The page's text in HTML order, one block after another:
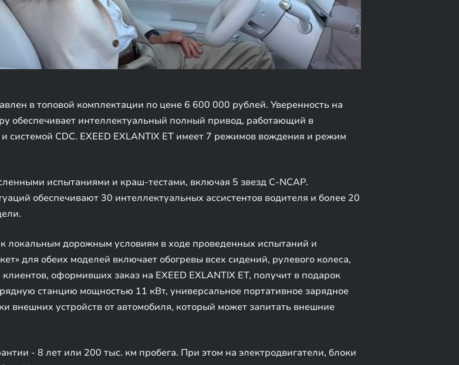
в топовой комплектации по цене 6 600 000 рублей. Уверенность на
обеспечивает интеллектуальный полный привод, работающий в
системой CDC. EXEED EXLANTIX ET имеет 7 режимов вождения и режим
испытаниями и краш-тестами, включая 5 звезд C-NCAP.
обеспечивают 30 интеллектуальных ассистентов водителя и более 20
к локальным дорожным условиям в ходе проведенных испытаний и
для обеих моделей включает обогревы всех сидений, рулевого колеса,
оформивших заказ на EXEED EXLANTIX ET, получит в подарок
станцию мощностью 11 кВт, универсальное портативное зарядное
внешних устройств от автомобиля, который может запитать внешние
- 8 лет или 200 тыс. км пробега. При этом на электродвигатели, блоки